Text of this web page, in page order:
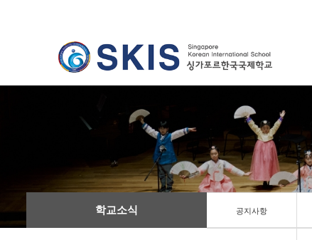
학교소식 공지사항